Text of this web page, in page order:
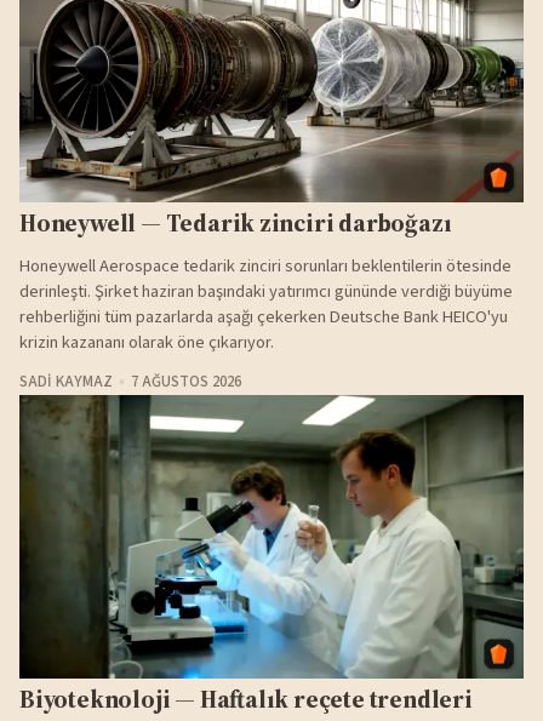
Honeywell — Tedarik zinciri darboğazı
Honeywell Aerospace tedarik zinciri sorunları beklentilerin ötesinde
derinleşti. Şirket haziran başındaki yatırımcı gününde verdiği büyüme
rehberliğini tüm pazarlarda aşağı çekerken Deutsche Bank HEICO'yu
krizin kazananı olarak öne çıkarıyor.
SADI KAYMAZ 7 AĞUSTOS 2026
Biyoteknoloji — Haftalık reçete trendleri